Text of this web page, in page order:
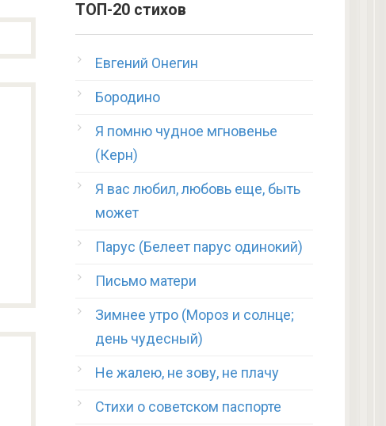
ТОП-20 стихов
Евгений Онегин
Бородино
Я помню чудное мгновенье
(Керн)
Я вас любил, любовь еще, быть
может
Парус (Белеет парус одинокий)
Письмо матери
Зимнее утро (Мороз и солнце;
день чудесный)
Не жалею, не зову, не плачу
Стихи о советском паспорте